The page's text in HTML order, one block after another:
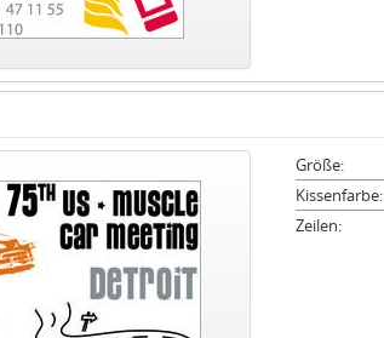
Größe:
Kissenfarbe:
Zeilen: